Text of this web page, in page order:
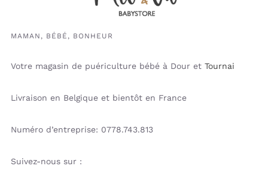
MAMAN, BÉBÉ, BONHEUR
Votre magasin de puériculture bébé à Dour et Tournai
Livraison en Belgique et bientôt en France
Numéro d’entreprise: 0778.743.813
Suivez-nous sur :